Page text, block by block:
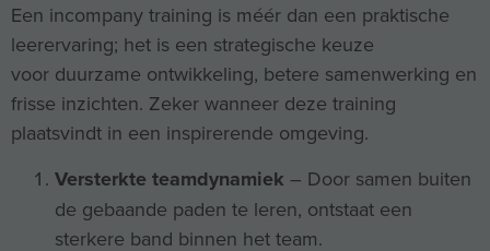
Een incompany training is méér dan een praktische
leerervaring; het is een strategische keuze
voor duurzame ontwikkeling, betere samenwerking en
frisse inzichten. Zeker wanneer deze training
plaatsvindt in een inspirerende omgeving.
Versterkte teamdynamiek – Door samen buiten
de gebaande paden te leren, ontstaat een
sterkere band binnen het team.